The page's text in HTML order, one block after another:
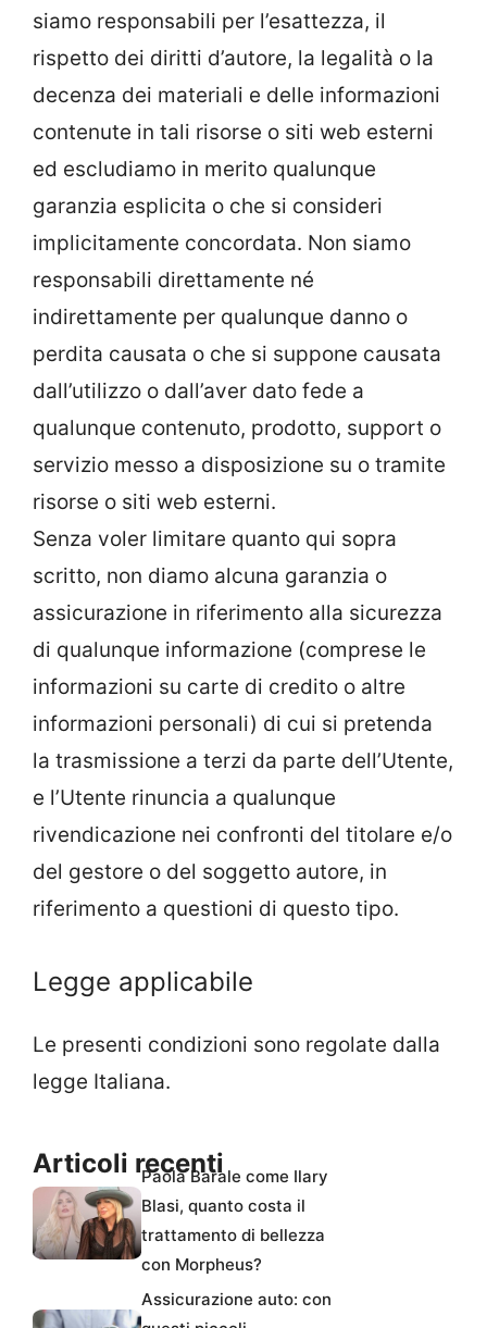
siamo responsabili per l’esattezza, il
rispetto dei diritti d’autore, la legalità o la
decenza dei materiali e delle informazioni
contenute in tali risorse o siti web esterni
ed escludiamo in merito qualunque
garanzia esplicita o che si consideri
implicitamente concordata. Non siamo
responsabili direttamente né
indirettamente per qualunque danno o
perdita causata o che si suppone causata
dall’utilizzo o dall’aver dato fede a
qualunque contenuto, prodotto, support o
servizio messo a disposizione su o tramite
risorse o siti web esterni.
Senza voler limitare quanto qui sopra
scritto, non diamo alcuna garanzia o
assicurazione in riferimento alla sicurezza
di qualunque informazione (comprese le
informazioni su carte di credito o altre
informazioni personali) di cui si pretenda
la trasmissione a terzi da parte dell’Utente,
e l’Utente rinuncia a qualunque
rivendicazione nei confronti del titolare e/o
del gestore o del soggetto autore, in
riferimento a questioni di questo tipo.
Legge applicabile
Le presenti condizioni sono regolate dalla
legge Italiana.
Articoli recentiPaola Barale come Ilary
Blasi, quanto costa il
trattamento di bellezza
con Morpheus?
Assicurazione auto: con